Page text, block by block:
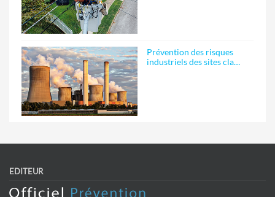
Prévention des risques
industriels des sites cla…
EDITEUR